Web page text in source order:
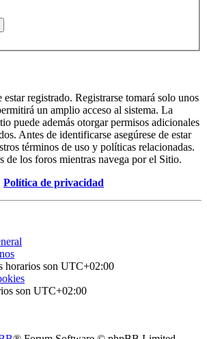
estar registrado. Registrarse tomará solo unos
un amplio acceso al sistema. La
puede además otorgar permisos adicionales
Antes de identificarse asegúrese de estar
términos de uso y políticas relacionadas.
de los foros mientras navega por el Sitio.
Política de privacidad
horarios son UTC+02:00
son UTC+02:00